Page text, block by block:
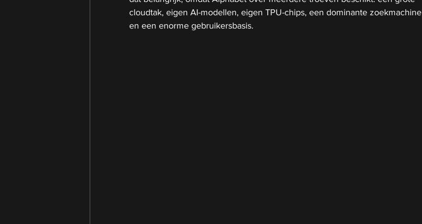
cloudtak, eigen AI-modellen, eigen TPU-chips, een dominante zoekmachine
en een enorme gebruikersbasis.